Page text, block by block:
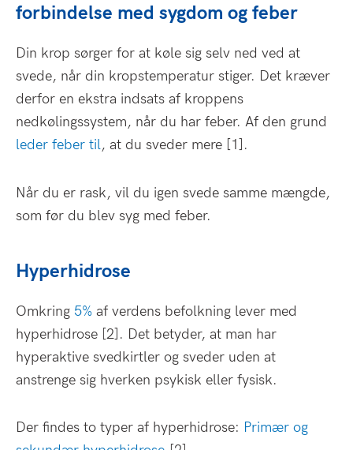
forbindelse med sygdom og feber
Din krop sørger for at køle sig selv ned ved at
svede, når din kropstemperatur stiger. Det kræver
derfor en ekstra indsats af kroppens
nedkølingssystem, når du har feber. Af den grund
leder feber til, at du sveder mere [1].
Når du er rask, vil du igen svede samme mængde,
som før du blev syg med feber.
Hyperhidrose
Omkring 5% af verdens befolkning lever med
hyperhidrose [2]. Det betyder, at man har
hyperaktive svedkirtler og sveder uden at
anstrenge sig hverken psykisk eller fysisk.
Der findes to typer af hyperhidrose: Primær og